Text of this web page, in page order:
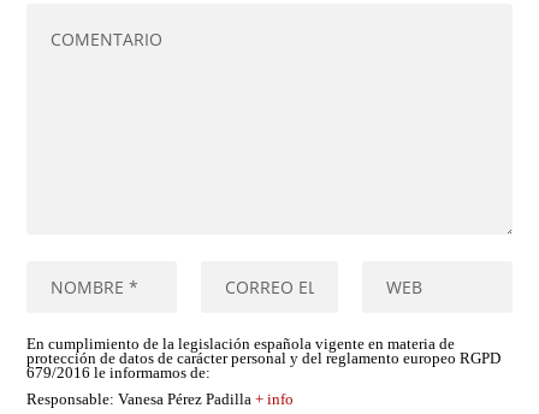
En cumplimiento de la legislación española vigente en materia de
protección de datos de carácter personal y del reglamento europeo RGPD
679/2016 le informamos de:
Responsable: Vanesa Pérez Padilla+ info